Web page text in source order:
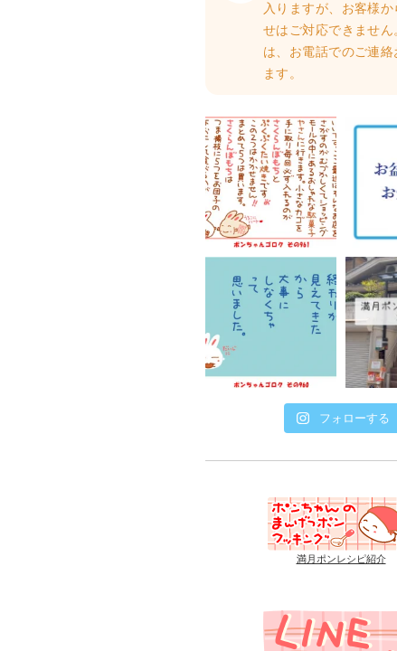
入りますが、お客様
せはご対応できません
は、お電話でのご連絡
ます。
フォローする
満月ポンレシピ紹介